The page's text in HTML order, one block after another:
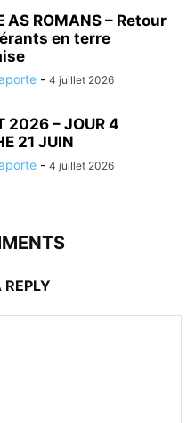
AS ROMANS – Retour
en terre
- 4 juillet 2026
2026 – JOUR 4
21 JUIN
- 4 juillet 2026
REPLY